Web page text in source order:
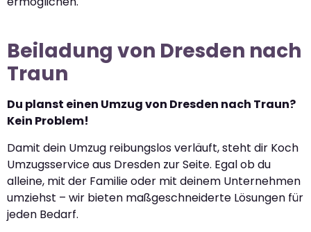
Beiladung von Dresden nach
Traun
Du planst einen Umzug von Dresden nach Traun?
Kein Problem!
Damit dein Umzug reibungslos verläuft, steht dir Koch
Umzugsservice aus Dresden zur Seite. Egal ob du
alleine, mit der Familie oder mit deinem Unternehmen
umziehst – wir bieten maßgeschneiderte Lösungen für
jeden Bedarf.